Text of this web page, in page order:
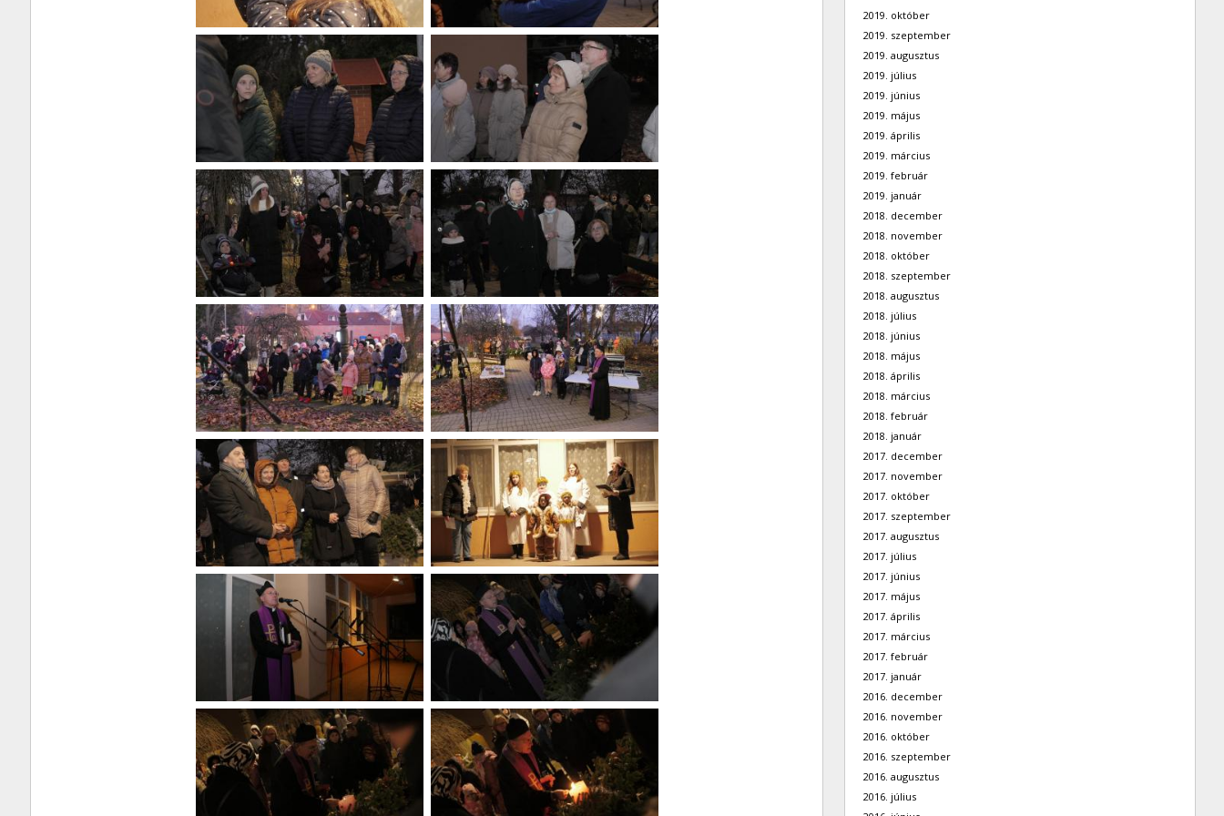
2019. október
2019. szeptember
2019. augusztus
2019. július
2019. június
2019. május
2019. április
2019. március
2019. február
2019. január
2018. december
2018. november
2018. október
2018. szeptember
2018. augusztus
2018. július
2018. június
2018. május
2018. április
2018. március
2018. február
2018. január
2017. december
2017. november
2017. október
2017. szeptember
2017. augusztus
2017. július
2017. június
2017. május
2017. április
2017. március
2017. február
2017. január
2016. december
2016. november
2016. október
2016. szeptember
2016. augusztus
2016. július